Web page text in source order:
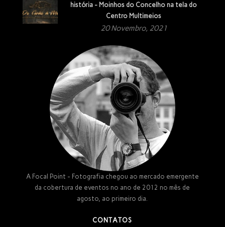
história - Moinhos do Concelho na tela do
Centro Multimeios
20 Novembro, 2021
A Focal Point - Fotografia chegou ao mercado emergente
da cobertura de eventos no ano de 2012 no mês de
agosto, ao primeiro dia.
CONTATOS